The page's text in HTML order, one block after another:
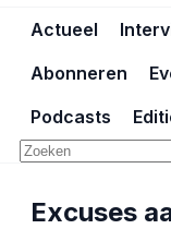
Actueel
Abonneren
Podcasts
Excuses